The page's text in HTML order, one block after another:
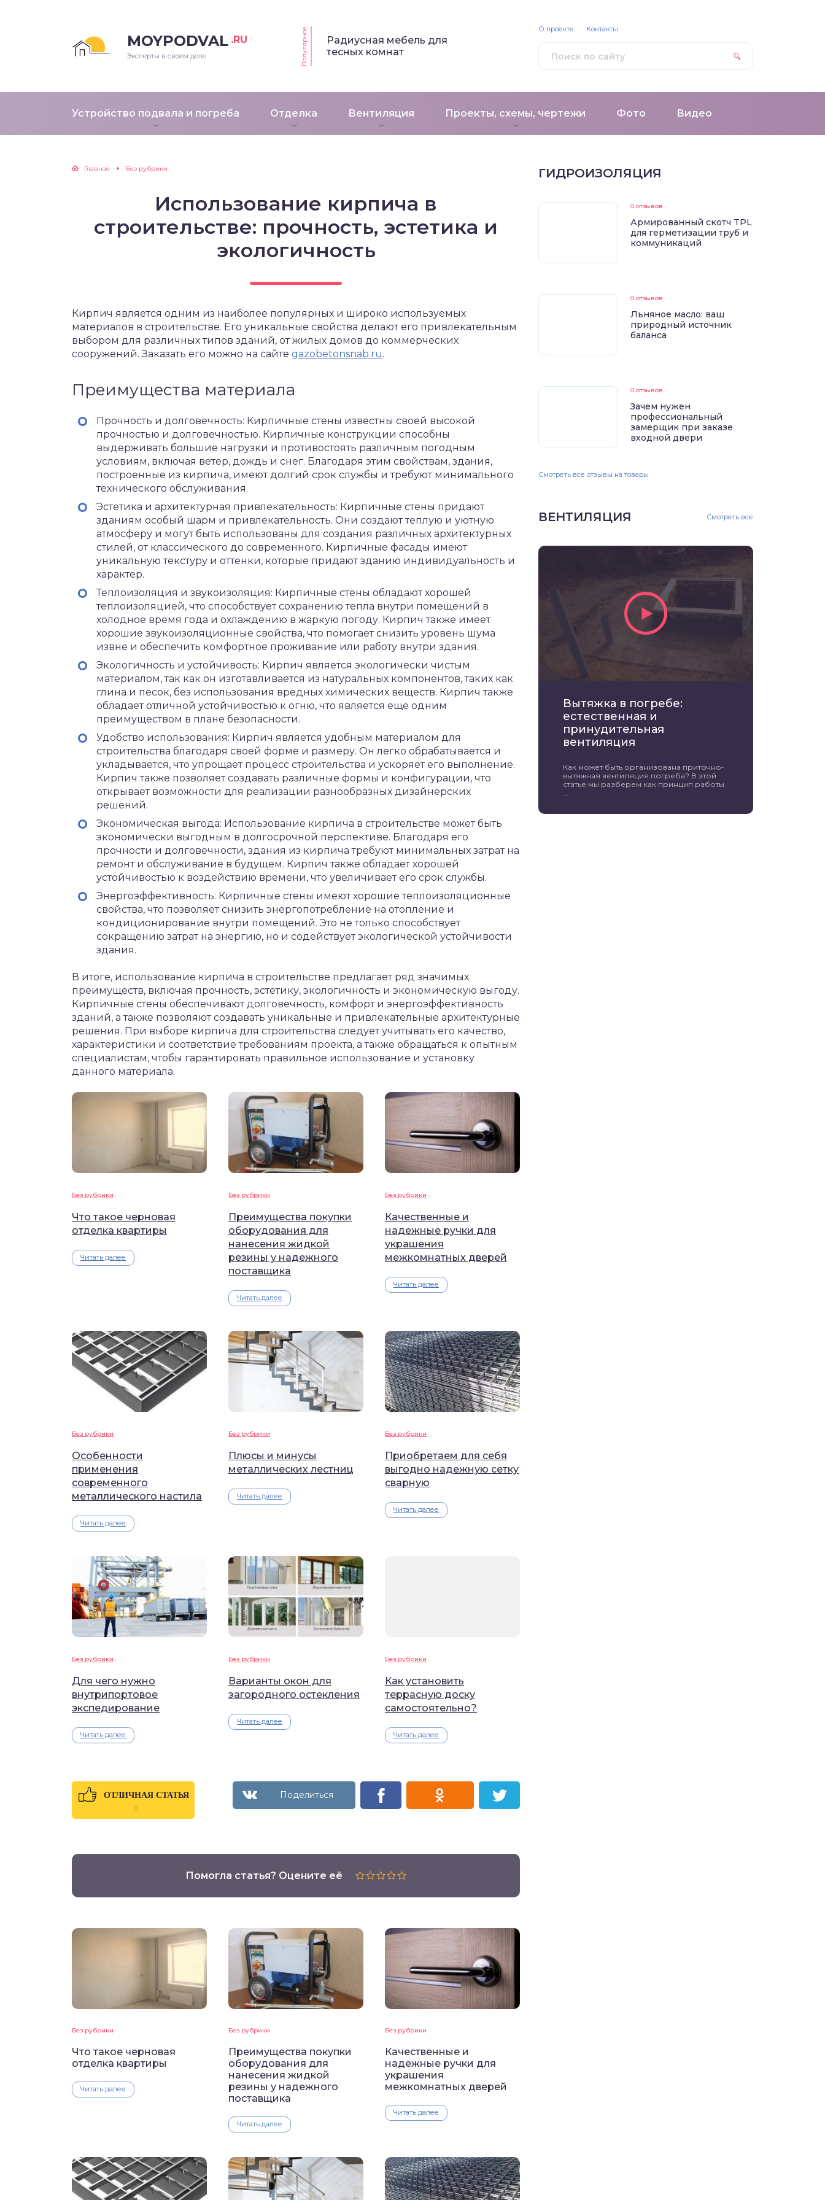
MOYPODVAL .RU
Эксперты в своем деле Популярное
Радиусная мебель для
тесных комнат
Устройство подвала и погреба Отделка Вентиляция Проекты, схемы, чертежи Фото Видео
О проекте Контакты
Главная Без рубрики
Использование кирпича в
строительстве: прочность, эстетика и
экологичность
Кирпич является одним из наиболее популярных и широко используемых
материалов в строительстве. Его уникальные свойства делают его привлекательным
выбором для различных типов зданий, от жилых домов до коммерческих
сооружений. Заказать его можно на сайте gazobetonsnab.ru.
Преимущества материала
Прочность и долговечность: Кирпичные стены известны своей высокой
прочностью и долговечностью. Кирпичные конструкции способны
выдерживать большие нагрузки и противостоять различным погодным
условиям, включая ветер, дождь и снег. Благодаря этим свойствам, здания,
построенные из кирпича, имеют долгий срок службы и требуют минимального
технического обслуживания.
Эстетика и архитектурная привлекательность: Кирпичные стены придают
зданиям особый шарм и привлекательность. Они создают теплую и уютную
атмосферу и могут быть использованы для создания различных архитектурных
стилей, от классического до современного. Кирпичные фасады имеют
уникальную текстуру и оттенки, которые придают зданию индивидуальность и
характер.
Теплоизоляция и звукоизоляция: Кирпичные стены обладают хорошей
теплоизоляцией, что способствует сохранению тепла внутри помещений в
холодное время года и охлаждению в жаркую погоду. Кирпич также имеет
хорошие звукоизоляционные свойства, что помогает снизить уровень шума
извне и обеспечить комфортное проживание или работу внутри здания.
Экологичность и устойчивость: Кирпич является экологически чистым
материалом, так как он изготавливается из натуральных компонентов, таких как
глина и песок, без использования вредных химических веществ. Кирпич также
обладает отличной устойчивостью к огню, что является еще одним
преимуществом в плане безопасности.
Удобство использования: Кирпич является удобным материалом для
строительства благодаря своей форме и размеру. Он легко обрабатывается и
укладывается, что упрощает процесс строительства и ускоряет его выполнение.
Кирпич также позволяет создавать различные формы и конфигурации, что
открывает возможности для реализации разнообразных дизайнерских
решений.
Экономическая выгода: Использование кирпича в строительстве может быть
экономически выгодным в долгосрочной перспективе. Благодаря его
прочности и долговечности, здания из кирпича требуют минимальных затрат на
ремонт и обслуживание в будущем. Кирпич также обладает хорошей
устойчивостью к воздействию времени, что увеличивает его срок службы.
Энергоэффективность: Кирпичные стены имеют хорошие теплоизоляционные
свойства, что позволяет снизить энергопотребление на отопление и
кондиционирование внутри помещений. Это не только способствует
сокращению затрат на энергию, но и содействует экологической устойчивости
здания.
В итоге, использование кирпича в строительстве предлагает ряд значимых
преимуществ, включая прочность, эстетику, экологичность и экономическую выгоду.
Кирпичные стены обеспечивают долговечность, комфорт и энергоэффективность
зданий, а также позволяют создавать уникальные и привлекательные архитектурные
решения. При выборе кирпича для строительства следует учитывать его качество,
характеристики и соответствие требованиям проекта, а также обращаться к опытным
специалистам, чтобы гарантировать правильное использование и установку
данного материала.
Без рубрики
Что такое черновая
отделка квартиры
Читать далее
Без рубрики
Преимущества покупки
оборудования для
нанесения жидкой
резины у надежного
поставщика
Читать далее
Без рубрики
Качественные и
надежные ручки для
украшения
межкомнатных дверей
Читать далее
Без рубрики
Особенности
применения
современного
металлического настила
Читать далее
Без рубрики
Плюсы и минусы
металлических лестниц
Читать далее
Без рубрики
Приобретаем для себя
выгодно надежную сетку
сварную
Читать далее
Без рубрики
Для чего нужно
внутрипортовое
экспедирование
Читать далее
Без рубрики
Варианты окон для
загородного остекления
Читать далее
Без рубрики
Как установить
террасную доску
самостоятельно?
Читать далее
ОТЛИЧНАЯ СТАТЬЯ
0
Помогла статья? Оцените её
Без рубрики
Что такое черновая
отделка квартиры
Читать далее
Без рубрики
Преимущества покупки
оборудования для
нанесения жидкой
резины у надежного
поставщика
Читать далее
Без рубрики
Качественные и
надежные ручки для
украшения
межкомнатных дверей
Читать далее
ГИДРОИЗОЛЯЦИЯ
0 отзывов
Армированный скотч TPL
для герметизации труб и
коммуникаций
0 отзывов
Льняное масло: ваш
природный источник
баланса
0 отзывов
Зачем нужен
профессиональный
замерщик при заказе
входной двери
Смотреть все отзывы на товары
ВЕНТИЛЯЦИЯ Смотреть все
Вытяжка в погребе:
естественная и
принудительная
вентиляция
Как может быть организована приточно-
вытяжная вентиляция погреба? В этой
статье мы разберем как принцип работы
...